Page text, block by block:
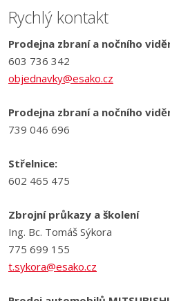
Rychlý kontakt
Prodejna zbraní a nočního
603 736 342
objednavky@esako.cz
Prodejna zbraní a nočního
739 046 696
Střelnice:
602 465 475
Zbrojní průkazy a školení
Ing. Bc. Tomáš Sýkora
775 699 155
t.sykora@esako.cz